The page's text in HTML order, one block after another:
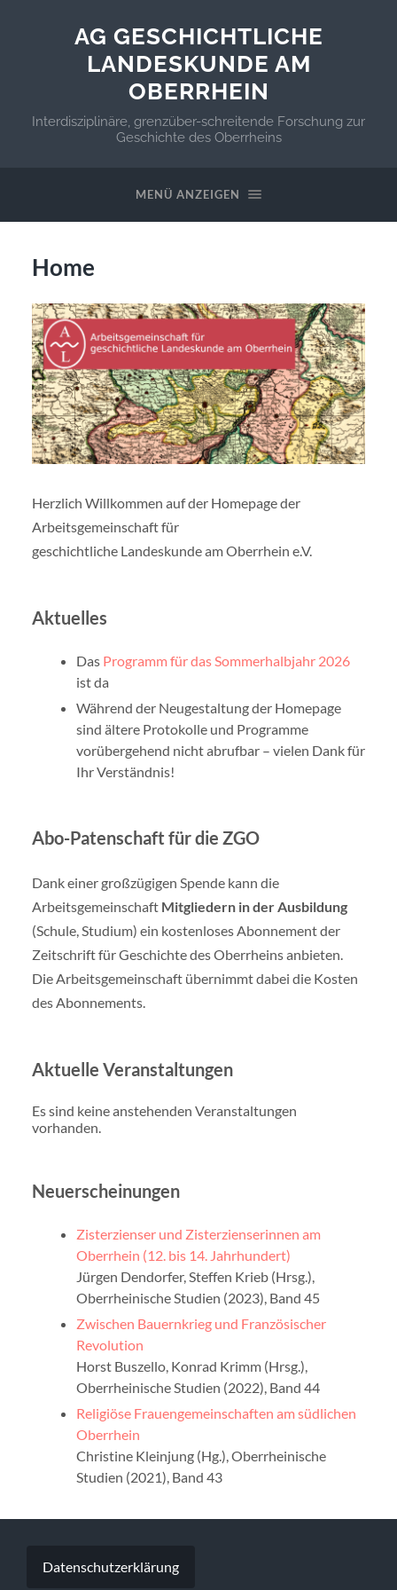
AG GESCHICHTLICHE
LANDESKUNDE AM
OBERRHEIN
Interdisziplinäre, grenzüber-schreitende Forschung zur
Geschichte des Oberrheins
MENÜ ANZEIGEN
Home
Herzlich Willkommen auf der Homepage der
Arbeitsgemeinschaft für
geschichtliche Landeskunde am Oberrhein e.V.
Aktuelles
Das Programm für das Sommerhalbjahr 2026
ist da
Während der Neugestaltung der Homepage
sind ältere Protokolle und Programme
vorübergehend nicht abrufbar – vielen Dank für
Ihr Verständnis!
Abo-Patenschaft für die ZGO
Dank einer großzügigen Spende kann die
Arbeitsgemeinschaft Mitgliedern in der Ausbildung
(Schule, Studium) ein kostenloses Abonnement der
Zeitschrift für Geschichte des Oberrheins anbieten.
Die Arbeitsgemeinschaft übernimmt dabei die Kosten
des Abonnements.
Aktuelle Veranstaltungen
Es sind keine anstehenden Veranstaltungen
vorhanden.
Neuerscheinungen
Zisterzienser und Zisterzienserinnen am
Oberrhein (12. bis 14. Jahrhundert)
Jürgen Dendorfer, Steffen Krieb (Hrsg.),
Oberrheinische Studien (2023), Band 45
Zwischen Bauernkrieg und Französischer
Revolution
Horst Buszello, Konrad Krimm (Hrsg.),
Oberrheinische Studien (2022), Band 44
Religiöse Frauengemeinschaften am südlichen
Oberrhein
Christine Kleinjung (Hg.), Oberrheinische
Studien (2021), Band 43
Datenschutzerklärung